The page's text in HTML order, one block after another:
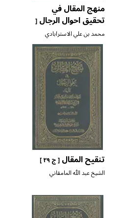
منهج المقال في
تحقيق احوال الرجال[
ج ٦ ]
محمد بن علي الاسترابادي
تنقيح المقال[ ج ٢٩ ]
الشيخ عبد الله المامقاني